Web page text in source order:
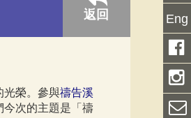
返回
光榮。參與禱告溪
次的主題是「禱
Eng